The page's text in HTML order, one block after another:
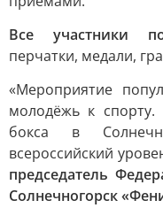
Все участники
перчатки, медали,
«Мероприятие
молодёжь к
бокса в
всероссийский
председатель
Солнечногорск